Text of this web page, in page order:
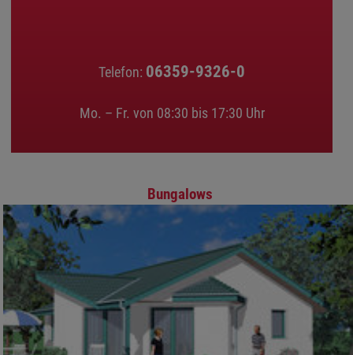
Telefon: 06359-9326-0
Mo. – Fr. von 08:30 bis 17:30 Uhr
Bungalows